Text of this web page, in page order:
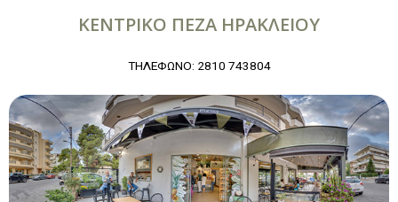
ΚΕΝΤΡΙΚΟ ΠΕΖΑ ΗΡΑΚΛΕΙΟΥ
ΤΗΛΕΦΩΝΟ: 2810 743804